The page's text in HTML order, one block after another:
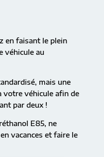
en faisant le plein
véhicule au
mais une
votre véhicule afin de
par deux !
E85, ne
vacances et faire le